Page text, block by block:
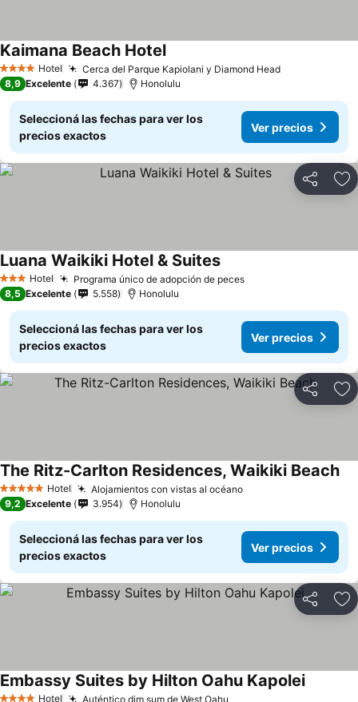
4 EstrellasHotel Cerca del Parque Kapiolani y Diamond Head
Kaimana Beach Hotel
8,9 Excelente 4.367 Honolulu
Seleccioná las fechas para ver los
precios exactos
Ver precios
Compartir
3 Estrellas
Hotel Programa único de adopción de peces
Luana Waikiki Hotel & Suites
8,5 Excelente 5.558 Honolulu
Seleccioná las fechas para ver los
precios exactos
Ver precios
Compartir
5 Estrellas Hotel Alojamientos con vistas al océano
The Ritz-Carlton Residences, Waikiki Beach
9,2 Excelente 3.954 Honolulu
Seleccioná las fechas para ver los
precios exactos
Ver precios
Compartir
Hotel Auténtico dim sum de West Oahu
Embassy Suites by Hilton Oahu Kapolei